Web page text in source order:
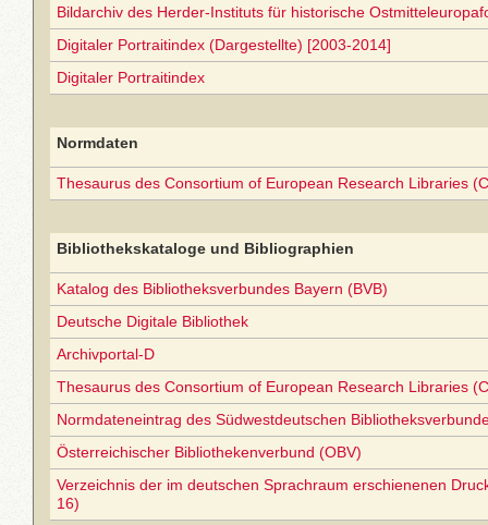
Bildarchiv des Herder-Instituts für historische
Digitaler Portraitindex (Dargestellte) [2003-2014]
Digitaler Portraitindex
Normdaten
Thesaurus des Consortium of European Research Libraries
Bibliothekskataloge und Bibliographien
Katalog des Bibliotheksverbundes Bayern (BVB)
Deutsche Digitale Bibliothek
Archivportal-D
Thesaurus des Consortium of European Research Libraries
Normdateneintrag des Südwestdeutschen
Österreichischer Bibliothekenverbund (OBV)
Verzeichnis der im deutschen Sprachraum erschienenen
16)